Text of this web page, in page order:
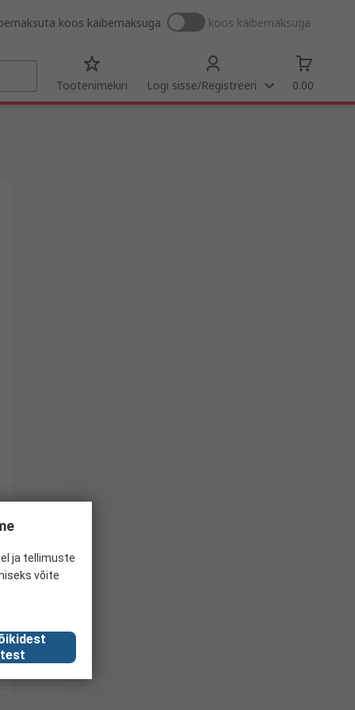
koos käibemaksuga koos käibemaksuga
Tootenimekiri Logi sisse/Registreeri 0.00
ja tellimuste
võite